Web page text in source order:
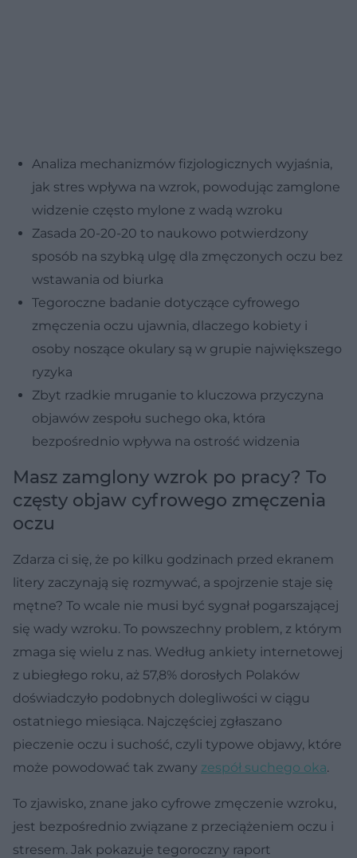
Analiza mechanizmów fizjologicznych wyjaśnia,
jak stres wpływa na wzrok, powodując zamglone
widzenie często mylone z wadą wzroku
Zasada 20-20-20 to naukowo potwierdzony
sposób na szybką ulgę dla zmęczonych oczu bez
wstawania od biurka
Tegoroczne badanie dotyczące cyfrowego
zmęczenia oczu ujawnia, dlaczego kobiety i
osoby noszące okulary są w grupie największego
ryzyka
Zbyt rzadkie mruganie to kluczowa przyczyna
objawów zespołu suchego oka, która
bezpośrednio wpływa na ostrość widzenia
Masz zamglony wzrok po pracy? To
częsty objaw cyfrowego zmęczenia
oczu
Zdarza ci się, że po kilku godzinach przed ekranem
litery zaczynają się rozmywać, a spojrzenie staje się
mętne? To wcale nie musi być sygnał pogarszającej
się wady wzroku. To powszechny problem, z którym
zmaga się wielu z nas. Według ankiety internetowej
z ubiegłego roku, aż 57,8% dorosłych Polaków
doświadczyło podobnych dolegliwości w ciągu
ostatniego miesiąca. Najczęściej zgłaszano
pieczenie oczu i suchość, czyli typowe objawy, które
może powodować tak zwany zespół suchego oka.
To zjawisko, znane jako cyfrowe zmęczenie wzroku,
jest bezpośrednio związane z przeciążeniem oczu i
stresem. Jak pokazuje tegoroczny raport